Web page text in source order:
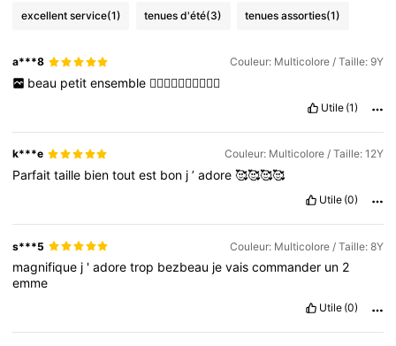
excellent service(1) tenues d'été(3) tenues assorties(1)
a***8 Couleur: Multicolore / Taille: 9Y
beau petit ensemble 👍🏽😊👍🏽😊👍🏽👍🏽
Utile (1)
k***e Couleur: Multicolore / Taille: 12Y
Parfaittaille bientoutest bon j’adore🥰🥰🥰🥰
Utile (0)
s***5 Couleur: Multicolore / Taille: 8Y
magnifique j 'adoretrop bezbeau jevaiscommander un 2
emme
Utile (0)